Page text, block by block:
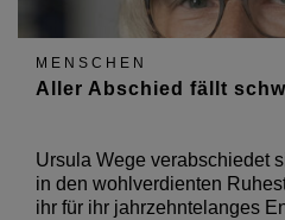
MENSCHEN
Aller Abschied fällt
Ursula Wege verabschiedet
in den wohlverdienten
ihr für ihr jahrzehntelanges